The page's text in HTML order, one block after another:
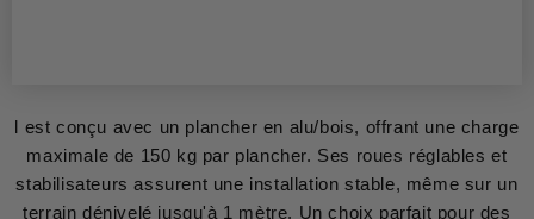
l est conçu avec un plancher en alu/bois, offrant une charge
maximale de 150 kg par plancher. Ses roues réglables et
stabilisateurs assurent une installation stable, même sur un
terrain dénivelé jusqu'à 1 mètre. Un choix parfait pour des